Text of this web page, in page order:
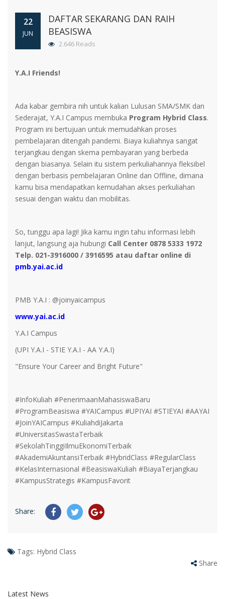
22
JUN
DAFTAR SEKARANG DAN RAIH
BEASISWA
2.646 Reads
Y.A.I Friends!
Ada kabar gembira nih untuk kalian Lulusan SMA/SMK dan
Sederajat, Y.A.I Campus membuka Program Hybrid Class.
Program ini bertujuan untuk memudahkan proses
pembelajaran ditengah pandemi. Biaya kuliahnya sangat
terjangkau dengan skema pembayaran yang berbeda
dengan biasanya. Selain itu sistem perkuliahannya fleksibel
dengan berbasis pembelajaran Online dan Offline, dimana
kamu bisa mendapatkan kemudahan akses perkuliahan
sesuai dengan waktu dan mobilitas.
So, tunggu apa lagi! Jika kamu ingin tahu informasi lebih
lanjut, langsung aja hubungi Call Center 0878 5333 1972
Telp. 021-3916000 / 3916595 atau daftar online di
pmb.yai.ac.id
PMB Y.A.I : @joinyaicampus
www.yai.ac.id
Y.A.I Campus
(UPI Y.A.I - STIE Y.A.I - AA Y.A.I)
"Ensure Your Career and Bright Future"
#InfoKuliah #PenerimaanMahasiswaBaru
#ProgramBeasiswa #YAICampus #UPIYAI #STIEYAI #AAYAI
#JoinYAICampus #KuliahdiJakarta
#UniversitasSwastaTerbaik
#SekolahTinggiIlmuEkonomiTerbaik
#AkademiAkuntansiTerbaik #HybridClass #RegularClass
#KelasInternasional #BeasiswaKuliah #BiayaTerjangkau
#KampusStrategis #KampusFavorit
Share:
Tags: Hybrid Class
Share
Latest News